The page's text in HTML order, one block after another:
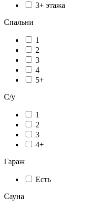
3+ этажа
Спальни
1
2
3
4
5+
С/у
1
2
3
4+
Гараж
Есть
Сауна